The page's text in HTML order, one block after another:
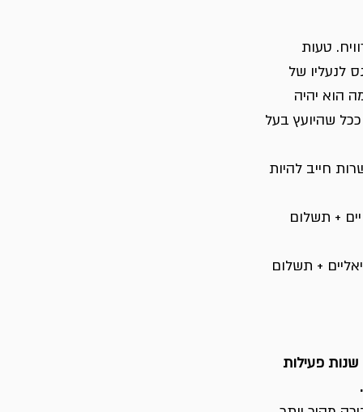
טעות
לנעליו של
הוא יהיה
שהיועץ בעל
חייב להיות
+ תשלום
+ תשלום
פעילות